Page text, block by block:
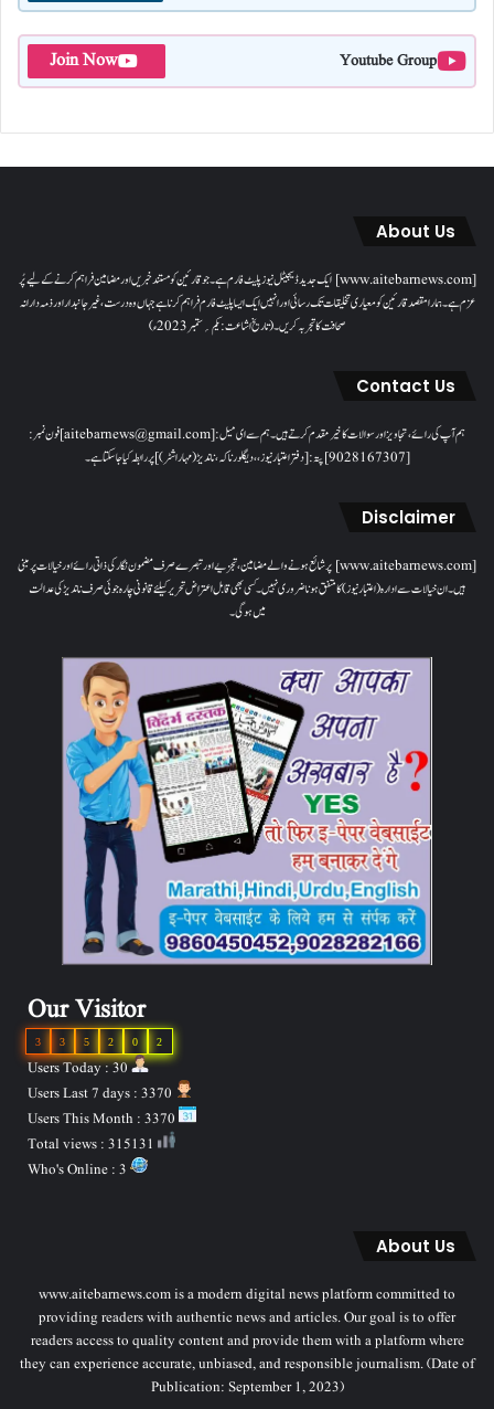
Youtube Group
Join Now
About Us
[www.aitebarnews.com] ایک جدید ڈیجیٹل نیوز پلیٹ فارم ہے۔ جو قارئین کو مستند خبریں اور مضامین فراہم کرنے کے لیے پُر
عزم ہے۔ ہمارا مقصدقارئین کو معیاری تخلیقات تک رسائی اور انہیں ایک ایسا پلیٹ فارم فراہم کرنا ہے جہاں وہ درست، غیر جانبدار اور ذمہ دارانہ
صحافت کا تجربہ کریں۔( تاریخ اشاعت : یکم؍ ستمبر 2023ء)
Contact Us
ہم آپ کی رائے، تجاویز اور سوالات کا خیرمقدم کرتے ہیں۔ ہم سےای میل: [aitebarnews@gmail.com]فون نمبر:
[9028167307]پتہ: [دفتر اعتبار نیوز، ، دیگلور ناکہ، ناندیڑ(مہاراشٹر) ] پر رابطہ کیا جاسکتا ہے۔
Disclaimer
[www.aitebarnews.com] پر شائع ہونے والے مضامین، تجزیے اور تبصرے صرف مضمون نگار کی ذاتی رائے اور خیالات پر مبنی
ہیں۔ ان خیالات سے ادارہ (اعتبار نیوز) کا متفق ہونا ضروری نہیں۔ کسی بھی قابل اعتراض تحریر کیلئے قانونی چارہ جوئی صرف ناندیڑ کی عدالت
میں ہوگی۔
Our Visitor
2
0
2
5
3
3
Users Today : 30
About Us
www.aitebarnews.com is a modern digital news platform committed to
providing readers with authentic news and articles. Our goal is to offer
readers access to quality content and provide them with a platform where
they can experience accurate, unbiased, and responsible journalism. (Date of
Publication: September 1, 2023)